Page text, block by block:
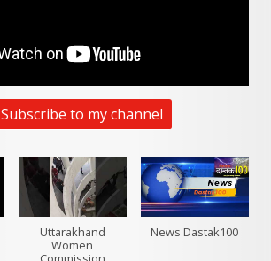
Subscribe to my channel
Uttarakhand
Women
News Dastak100